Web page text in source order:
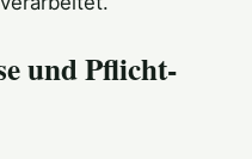
und Pflicht­